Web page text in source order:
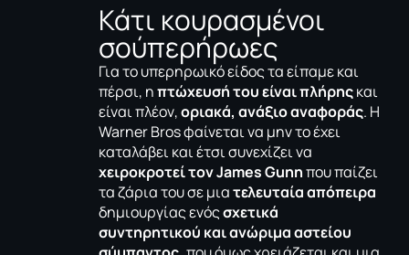
Κάτι κουρασμένοι
σούπερήρωες
Για το υπερηρωικό είδος τα είπαμε και
πέρσι, ηπτώχευσή του είναι πλήρηςκαι
είναι πλέον,οριακά, ανάξιο αναφοράς. Η
Warner Bros φαίνεται να μην το έχει
καταλάβει και έτσι συνεχίζει να
χειροκροτεί τον James Gunnπου παίζει
τα ζάρια του σε μιατελευταία απόπειρα
δημιουργίας ενόςσχετικά
συντηρητικού και ανώριμα αστείου